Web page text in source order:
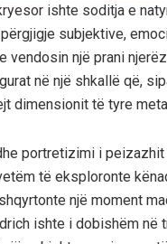
ishte soditja e
subjektive,
vendosin një prani
në një shkallë që,
dimensionit të tyre
portretizimi i
të eksploronte
një moment
ishte i dobishëm në